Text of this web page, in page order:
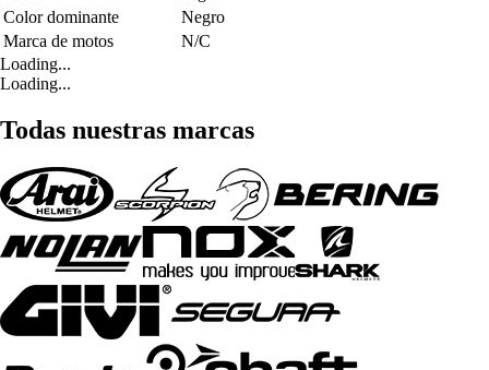
Color dominante
Negro
Marca de motos
N/C
Loading...
Loading...
Todas nuestras marcas